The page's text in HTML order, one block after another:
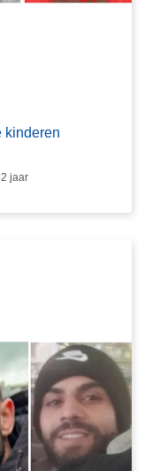
kinderen
jaar